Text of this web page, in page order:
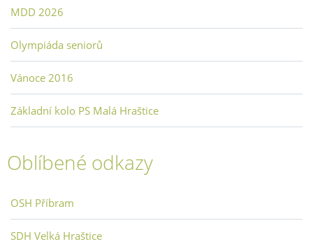
MDD 2026
Olympiáda seniorů
Vánoce 2016
Základní kolo PS Malá Hraštice
Oblíbené odkazy
OSH Příbram
SDH Velká Hraštice